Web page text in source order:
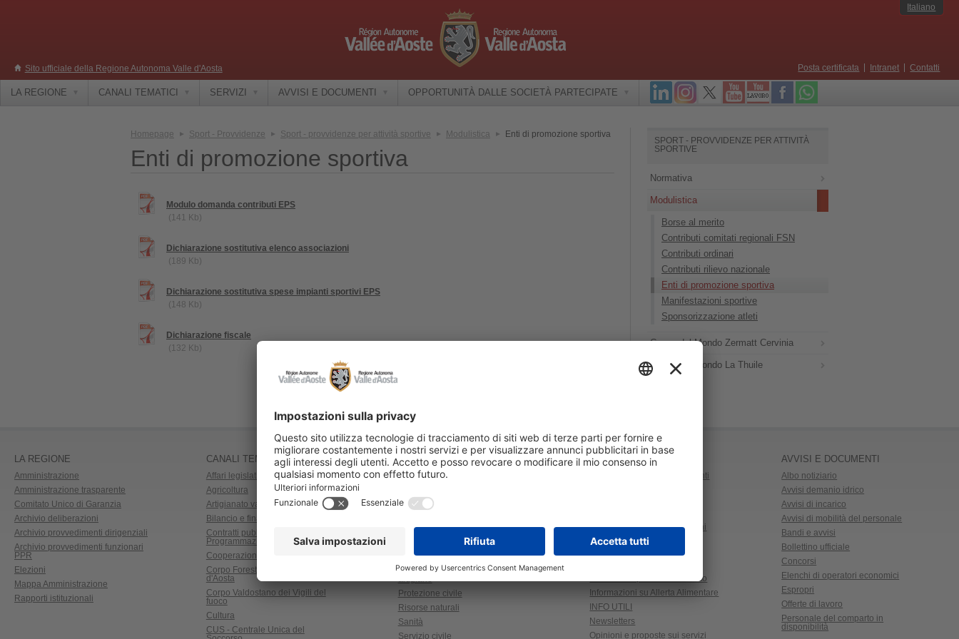
Sito ufficiale della Regione Autonoma Valle d'Aosta
Italiano
Posta certificata Intranet Contatti
LA REGIONE CANALI TEMATICI SERVIZI AVVISI E DOCUMENTI OPPORTUNITÀ DALLE SOCIETÀ PARTECIPATE
Homepage Sport - Provvidenze Sport - provvidenze per attività sportive Modulistica Enti di promozione sportiva
Enti di promozione sportiva
Modulo domanda contributi EPS
(141 Kb)
Dichiarazione sostitutiva elenco associazioni
(189 Kb)
Dichiarazione sostitutiva spese impianti sportivi EPS
(148 Kb)
Dichiarazione fiscale
(132 Kb)
SPORT - PROVVIDENZE PER ATTIVITÀ
SPORTIVE
Normativa
Modulistica
Borse al merito
Contributi comitati regionali FSN
Contributi ordinari
Contributi rilievo nazionale
Enti di promozione sportiva
Manifestazioni sportive
Sponsorizzazione atleti
Coppa del Mondo Zermatt Cervinia
Coppa del Mondo La Thuile
LA REGIONE
Amministrazione
Amministrazione trasparente
Comitato Unico di Garanzia
Archivio deliberazioni
Archivio provvedimenti dirigenziali
Archivio provvedimenti funzionari
PPR
Elezioni
Mappa Amministrazione
Rapporti istituzionali
CANALI TEMATICI
Affari legislativi e aiuti di Stato
Agricoltura
Artigianato valdostano
Bilancio e finanze
Contratti pubblici,
Programmazione e Osservatorio
Cooperazione allo sviluppo
Corpo Forestale della Valle
d'Aosta
Corpo Valdostano dei Vigili del
fuoco
Cultura
CUS - Centrale Unica del
Meteo in Valle d'Aosta
degli investimenti pubblici
Politiche giovanili
PNRR
Portale imprese industriali e
artigiane
Protezione civile
Risorse naturali
Sanità
Servizio civile
SERVIZI
Agevolazioni Trasporti studenti
Comitato Regionale Relazioni
Sindacali (CRRS)
Inflazione e prezzi al consumo
Informazioni su Allerta Alimentare
INFO UTILI
Newsletters
Opinioni e proposte sui servizi
AVVISI E DOCUMENTI
Albo notiziario
Avvisi demanio idrico
Avvisi di incarico
Avvisi di mobilità del personale
Bandi e avvisi
Bollettino ufficiale
Concorsi
Elenchi di operatori economici
Espropri
Offerte di lavoro
Personale del comparto in
disponibilità